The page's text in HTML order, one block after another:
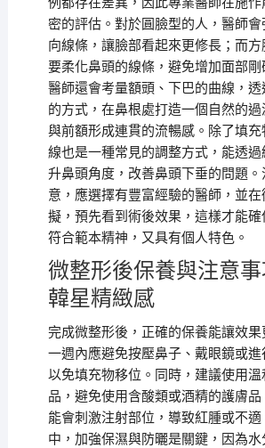
密的評估。對於圓臉型的人，醫師
向線條，讓臉部看起來更修長；而
要柔化鼻頭的線條，避免增加面部剛
醫師還會考量額頭、下巴的曲線，透
的方式，在鼻根處打造一個自然的
與前額形成連貫的流暢感。除了填
線也是一種常見的調整方式，能透
升鼻頭角度，改善鼻頭下垂的問題。
意，應選擇有豐富經驗的醫師，並
擬，預先看到術後效果，這樣才能
符合範本精神，又具有個人特色。
微整形後保養與注意
韓星精緻感
完成微整形後，正確的保養能讓效
一週內應避免按壓鼻子、戴眼鏡或進
以免填充物移位。同時，建議使用
品，避免使用含酸類或酒精的護膚
能會刺激注射部位，導致紅腫或不
中，加強保濕與防曬是關鍵，因為